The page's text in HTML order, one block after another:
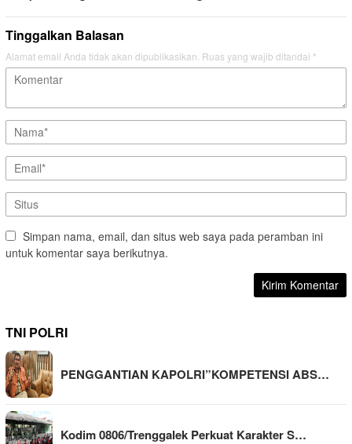
Tinggalkan Balasan
Alamat email Anda tidak akan dipublikasikan. Ruas yang wajib ditandai *
Simpan nama, email, dan situs web saya pada peramban ini
untuk komentar saya berikutnya.
TNI POLRI
PENGGANTIAN KAPOLRI”KOMPETENSI ABS…
Kodim 0806/Trenggalek Perkuat Karakter S…